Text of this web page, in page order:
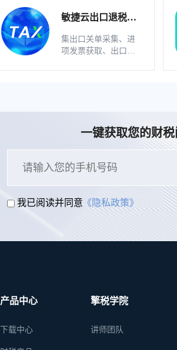
敏捷云出口退税申
集出口关单采集、进
项发票获取、出口发
一键获取您的财
我已阅读并同意《隐私政策》
产品中心
下载中心
擎税学院
讲师团队